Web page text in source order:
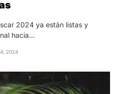
2024 ya están listas y
hacia…
2024